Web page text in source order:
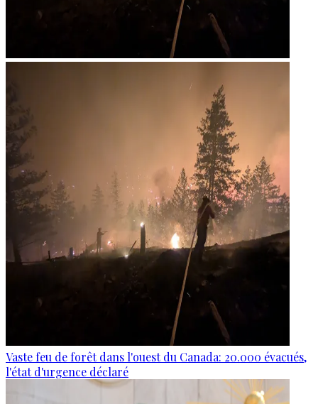
Vaste feu de forêt dans l'ouest du Canada: 20.000 évacués,
l'état d'urgence déclaré